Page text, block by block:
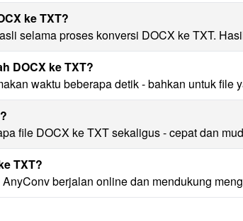
ke TXT?
selama proses konversi DOCX ke TXT.
DOCX ke TXT?
waktu beberapa detik - bahkan untuk file
file DOCX ke TXT sekaligus - cepat dan
TXT?
berjalan online dan mendukung